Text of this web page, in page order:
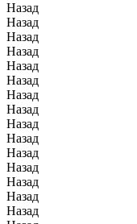
Назад
Назад
Назад
Назад
Назад
Назад
Назад
Назад
Назад
Назад
Назад
Назад
Назад
Назад
Назад